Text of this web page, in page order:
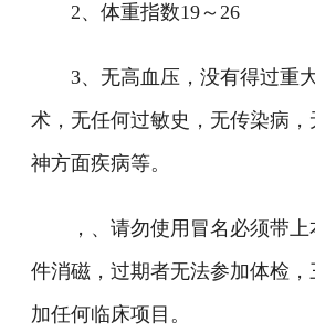
2、体重指数19～26
3、无高血压，没有得过重
术，无任何过敏史，无传染病
神方面疾病等。
，、请勿使用冒名必须带
件消磁，过期者无法参加体检
加任何临床项目。